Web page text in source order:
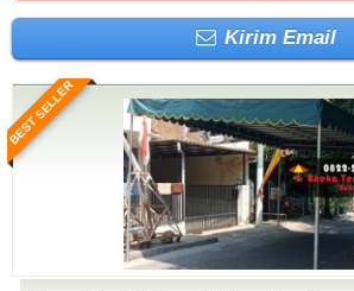
Kirim Email
BEST SELLER